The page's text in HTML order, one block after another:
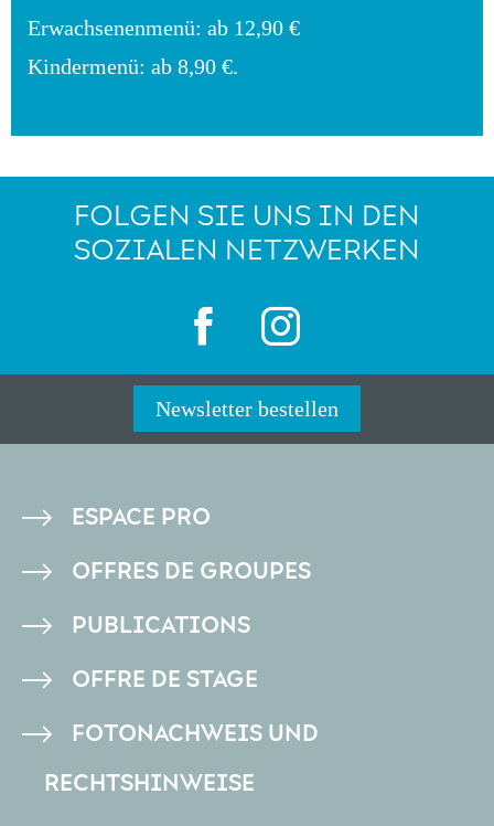
Erwachsenenmenü: ab 12,90 €
Kindermenü: ab 8,90 €.
FOLGEN SIE UNS IN DEN
SOZIALEN NETZWERKEN
Newsletter bestellen
PIED
DE
ESPACE PRO
OFFRES DE GROUPES
PUBLICATIONS
OFFRE DE STAGE
FOTONACHWEIS UND
RECHTSHINWEISE